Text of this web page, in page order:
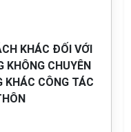
KHÁC ĐỐI VỚI
KHÔNG CHUYÊN
CÔNG TÁC